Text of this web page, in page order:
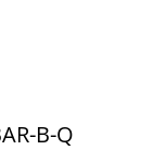
B-Q